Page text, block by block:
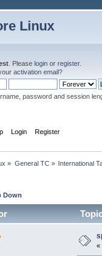
Linux
. Pleaselogin orregister.
activation email?
password and session
Login Register
» General TC» International
Down
«